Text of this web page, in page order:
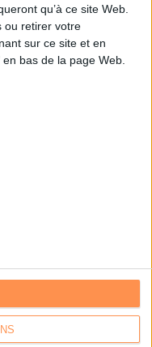
qu’à ce site Web.
ou retirer votre
sur ce site et en
bas de la page Web.
ACE